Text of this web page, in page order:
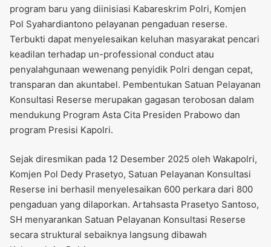
program baru yang diinisiasi Kabareskrim Polri, Komjen
Pol Syahardiantono pelayanan pengaduan reserse.
Terbukti dapat menyelesaikan keluhan masyarakat pencari
keadilan terhadap un-professional conduct atau
penyalahgunaan wewenang penyidik Polri dengan cepat,
transparan dan akuntabel. Pembentukan Satuan Pelayanan
Konsultasi Reserse merupakan gagasan terobosan dalam
mendukung Program Asta Cita Presiden Prabowo dan
program Presisi Kapolri.
Sejak diresmikan pada 12 Desember 2025 oleh Wakapolri,
Komjen Pol Dedy Prasetyo, Satuan Pelayanan Konsultasi
Reserse ini berhasil menyelesaikan 600 perkara dari 800
pengaduan yang dilaporkan. Artahsasta Prasetyo Santoso,
SH menyarankan Satuan Pelayanan Konsultasi Reserse
secara struktural sebaiknya langsung dibawah